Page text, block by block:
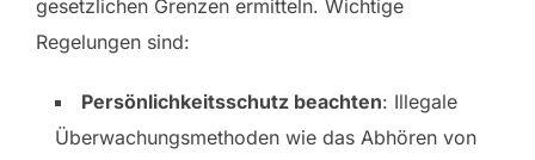
gesetzlichen Grenzen ermitteln. Wichtige
Regelungen sind:
Persönlichkeitsschutz beachten: Illegale
Überwachungsmethoden wie das Abhören von